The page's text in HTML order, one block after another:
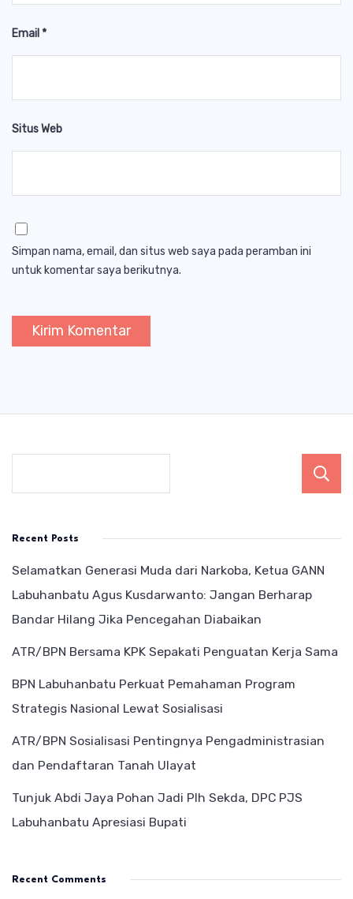
Email *
Situs Web
Simpan nama, email, dan situs web saya pada peramban ini
untuk komentar saya berikutnya.
Recent Posts
Selamatkan Generasi Muda dari Narkoba, Ketua GANN
Labuhanbatu Agus Kusdarwanto: Jangan Berharap
Bandar Hilang Jika Pencegahan Diabaikan
ATR/BPN Bersama KPK Sepakati Penguatan Kerja Sama
BPN Labuhanbatu Perkuat Pemahaman Program
Strategis Nasional Lewat Sosialisasi
ATR/BPN Sosialisasi Pentingnya Pengadministrasian
dan Pendaftaran Tanah Ulayat
Tunjuk Abdi Jaya Pohan Jadi Plh Sekda, DPC PJS
Labuhanbatu Apresiasi Bupati
Recent Comments